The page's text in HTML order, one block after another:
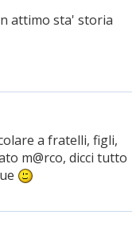
attimo sta' storia
a fratelli, figli,
m@rco, dicci tutto